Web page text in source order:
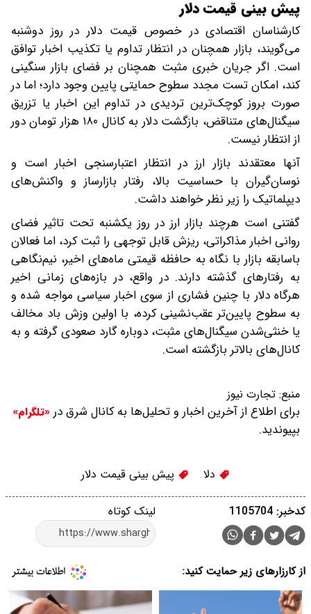
پیش ‌بینی قیمت دلار
کارشناسان اقتصادی در خصوص قیمت دلار در روز دوشنبه
می‌گویند، بازار همچنان در انتظار تداوم یا تکذیب اخبار توافق
است. اگر جریان خبری مثبت همچنان بر فضای بازار سنگینی
کند، امکان تست مجدد سطوح حمایتی پایین وجود دارد؛ اما در
صورت بروز کوچک‌ترین تردیدی در تداوم این اخبار یا تزریق
سیگنال‌های متناقض، بازگشت دلار به کانال ۱۸۰ هزار تومان دور
از انتظار نیست.
آنها معتقدند بازار ارز در انتظار اعتبارسنجی اخبار است و
نوسان‌گیران با حساسیت بالا، رفتار بازارساز و واکنش‌های
دیپلماتیک را زیر نظر خواهند داشت.
گفتنی است هرچند بازار ارز در روز یکشنبه تحت تاثیر فضای
روانی اخبار مذاکراتی، ریزش قابل‌ توجهی را ثبت کرد، اما فعالان
باسابقه بازار با نگاه به حافظه قیمتی ماه‌های اخیر، نیم‌نگاهی
به رفتارهای گذشته دارند. در واقع، در بازه‌های زمانی اخیر
هرگاه دلار با چنین فشاری از سوی اخبار سیاسی مواجه شده و
به سطوح پایین‌تر عقب‌نشینی کرده، با اولین وزش باد مخالف
یا خنثی‌شدن سیگنال‌های مثبت، دوباره گارد صعودی گرفته و به
کانال‌های بالاتر بازگشته است.
منبع: تجارت نیوز
برای اطلاع از آخرین اخبار و تحلیل‌ها به کانال شرق در «تلگرام»
بپیوندید.
دلا پیش بینی قیمت دلار
لینک کوتاه کدخبر: 1105704
از کارزارهای زیر حمایت کنید: